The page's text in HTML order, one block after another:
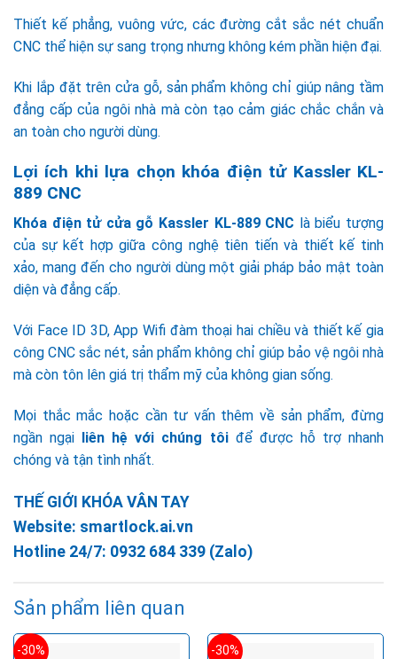
Thiết kế phẳng, vuông vức, các đường cắt sắc nét chuẩn
CNC thể hiện sự sang trọng nhưng không kém phần hiện đại.
Khi lắp đặt trên cửa gỗ, sản phẩm không chỉ giúp nâng tầm
đẳng cấp của ngôi nhà mà còn tạo cảm giác chắc chắn và
an toàn cho người dùng.
Lợi ích khi lựa chọn khóa điện tử Kassler KL-
889 CNC
Khóa điện tử cửa gỗ Kassler KL-889 CNC là biểu tượng
của sự kết hợp giữa công nghệ tiên tiến và thiết kế tinh
xảo, mang đến cho người dùng một giải pháp bảo mật toàn
diện và đẳng cấp.
Với Face ID 3D, App Wifi đàm thoại hai chiều và thiết kế gia
công CNC sắc nét, sản phẩm không chỉ giúp bảo vệ ngôi nhà
mà còn tôn lên giá trị thẩm mỹ của không gian sống.
Mọi thắc mắc hoặc cần tư vấn thêm về sản phẩm, đừng
ngần ngại liên hệ với chúng tôiđể được hỗ trợ nhanh
chóng và tận tình nhất.
THẾ GIỚI KHÓA VÂN TAY
Website: smartlock.ai.vn
Hotline 24/7: 0932 684 339 (Zalo)
Sản phẩm liên quan
-30% -30%